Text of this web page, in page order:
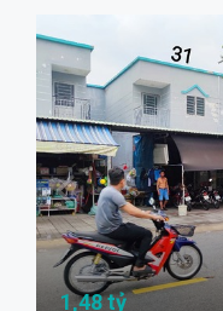
1,48 tỷ